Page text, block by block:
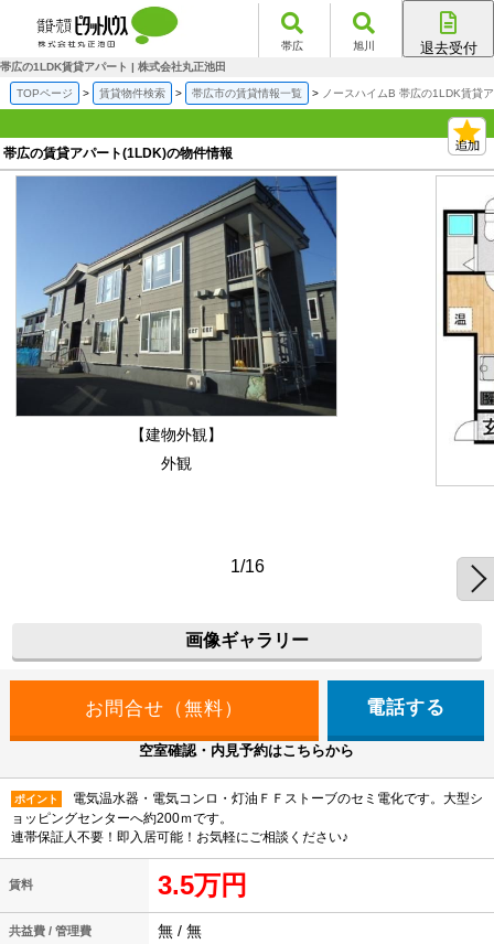
帯広 旭川 退去受付
帯広の1LDK賃貸アパート | 株式会社丸正池田
TOPページ 賃貸物件検索 帯広市の賃貸情報一覧 ノースハイムB 帯広の1LDK賃貸
帯広の賃貸アパート(1LDK)の物件情報
【建物外観】
外観
1/16
画像ギャラリー
電話する
空室確認・内見予約はこちらから
ポイント
電気温水器・電気コンロ・灯油ＦＦストーブのセミ電化です。大型シ
ョッピングセンターへ約200ｍです。
連帯保証人不要！即入居可能！お気軽にご相談ください♪
賃料 3.5万円
共益費 / 管理費 無 / 無